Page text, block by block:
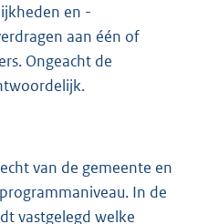
en -
aan één of
Ongeacht de
van de gemeente en
In de
vastgelegd welke